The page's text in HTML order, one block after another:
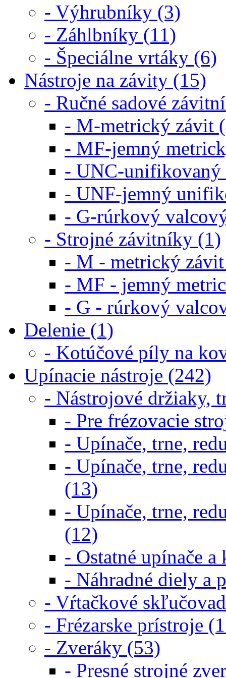
- Výhrubníky (3)
- Záhlbníky (11)
- Špeciálne vrtáky (6)
Nástroje na závity (15)
- Ručné sadové
- M-metrický závit
- MF-jemný
- UNC-unifikovaný
- UNF-jemný
- G-rúrkový
- Strojné závitníky (1)
- M - metrický
- MF - jemný
- G - rúrkový
Delenie (1)
- Kotúčové píly na
Upínacie nástroje (242)
- Nástrojové držiaky,
- Pre frézovacie
- Upínače, trne,
- Upínače, trne,
(13)
- Upínače, trne,
(12)
- Ostatné upínače
- Náhradné diely a
- Vŕtačkové
- Frézarske prístroje
- Zveráky (53)
- Presné strojné